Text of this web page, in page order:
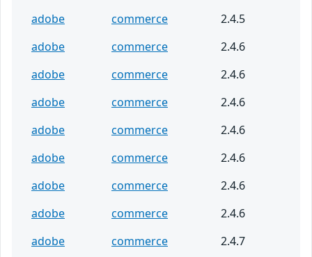
adobe
commerce
2.4.5
adobe
commerce
2.4.6
adobe
commerce
2.4.6
adobe
commerce
2.4.6
adobe
commerce
2.4.6
adobe
commerce
2.4.6
adobe
commerce
2.4.6
adobe
commerce
2.4.6
adobe
commerce
2.4.7